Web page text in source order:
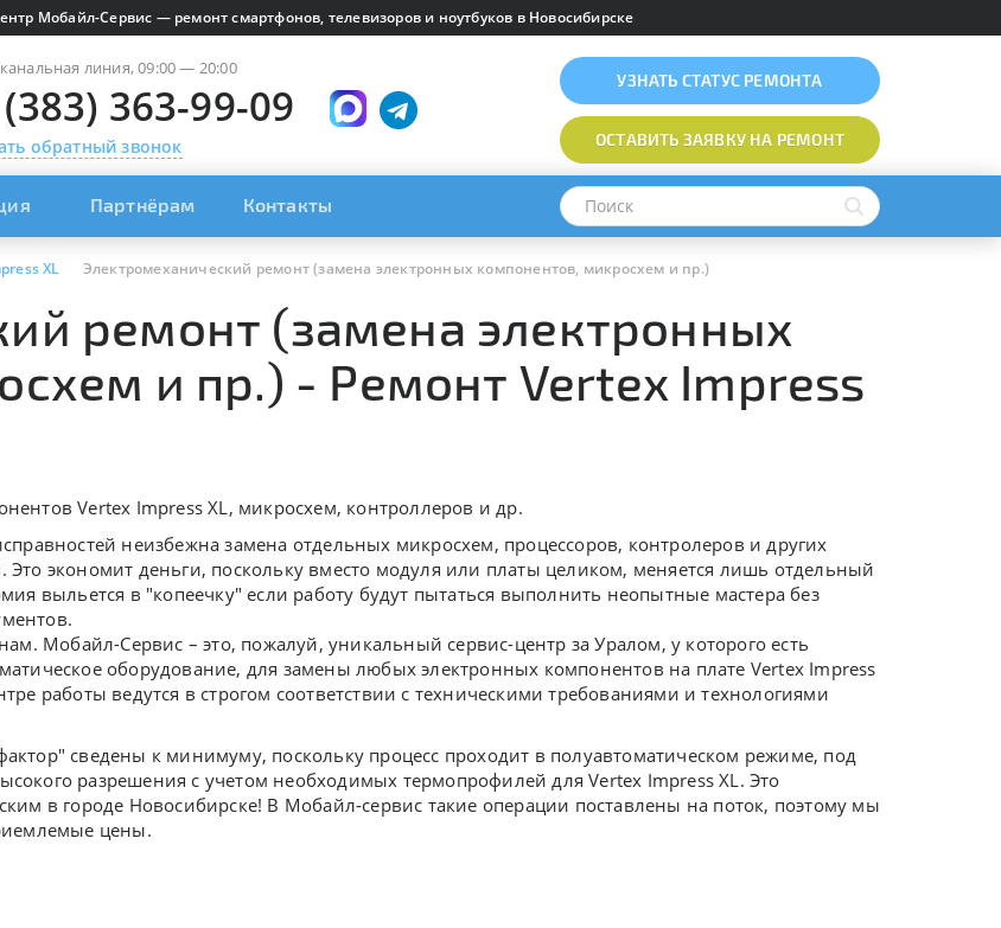
Мобайл-Сервис — ремонт смартфонов, телевизоров и ноутбуков в Новосибирске
линия, 09:00 — 20:00
363-99-09
обратный звонок
УЗНАТЬ СТАТУС РЕМОНТА
ОСТАВИТЬ ЗАЯВКУНА РЕМОНТ
Партнёрам Контакты
XL Электромеханический ремонт (замена электронных компонентов, микросхем и пр.)
ремонт (замена электронных
и пр.) - Ремонт Vertex Impress
Vertex Impress XL, микросхем, контроллеров и др.
неизбежна замена отдельных микросхем, процессоров, контролеров и других
Это экономит деньги, поскольку вместо модуля или платы целиком, меняется лишь отдельный
выльется в "копеечку" если работу будут пытаться выполнить неопытные мастера без
Мобайл-Сервис – это, пожалуй, уникальный сервис-центр за Уралом, у которого есть
оборудование, для замены любых электронных компонентов на плате Vertex Impress
работы ведутся в строгом соответствии с техническими требованиями и технологиями
сведены к минимуму, поскольку процесс проходит в полуавтоматическом режиме, под
разрешения с учетом необходимых термопрофилей для Vertex Impress XL. Это
в городе Новосибирске! В Мобайл-сервис такие операции поставлены на поток, поэтому мы
цены.